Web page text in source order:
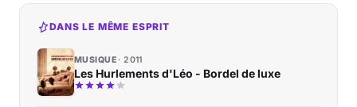
DANS LE MÊME ESPRIT
MUSIQUE 2011
Les Hurlements d'Léo - Bordel de luxe